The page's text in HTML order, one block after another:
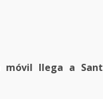
móvil llega a